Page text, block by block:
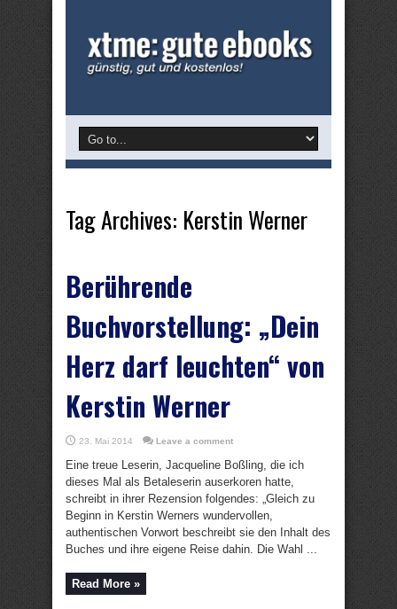
Tag Archives: Kerstin Werner
Berührende
Buchvorstellung: „Dein
Herz darf leuchten“ von
Kerstin Werner
23. Mai 2014 Leave a comment
Eine treue Leserin, Jacqueline Boßling, die ich
dieses Mal als Betaleserin auserkoren hatte,
schreibt in ihrer Rezension folgendes: „Gleich zu
Beginn in Kerstin Werners wundervollen,
authentischen Vorwort beschreibt sie den Inhalt des
Buches und ihre eigene Reise dahin. Die Wahl ...
Read More »